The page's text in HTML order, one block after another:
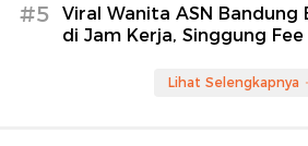
#5
Viral Wanita ASN Bandung
di Jam Kerja, Singgung
Lihat Selengkapnya